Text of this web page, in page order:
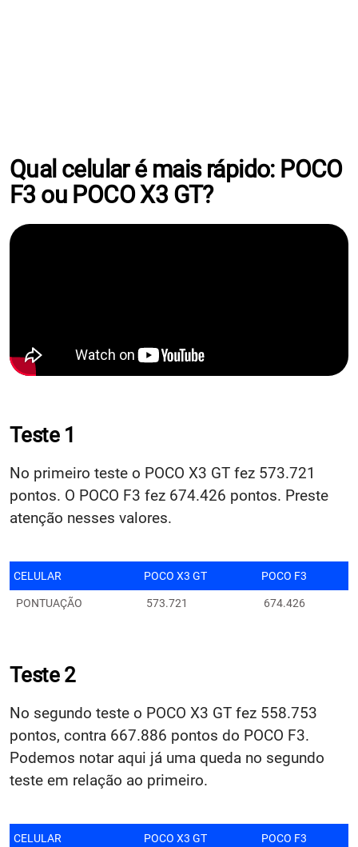
Qual celular é mais rápido: POCO
F3 ou POCO X3 GT?
Teste 1
No primeiro teste o POCO X3 GT fez 573.721
pontos. O POCO F3 fez 674.426 pontos. Preste
atenção nesses valores.
CELULAR POCO X3 GT POCO F3
PONTUAÇÃO 573.721 674.426
Teste 2
No segundo teste o POCO X3 GT fez 558.753
pontos, contra 667.886 pontos do POCO F3.
Podemos notar aqui já uma queda no segundo
teste em relação ao primeiro.
CELULAR POCO X3 GT POCO F3